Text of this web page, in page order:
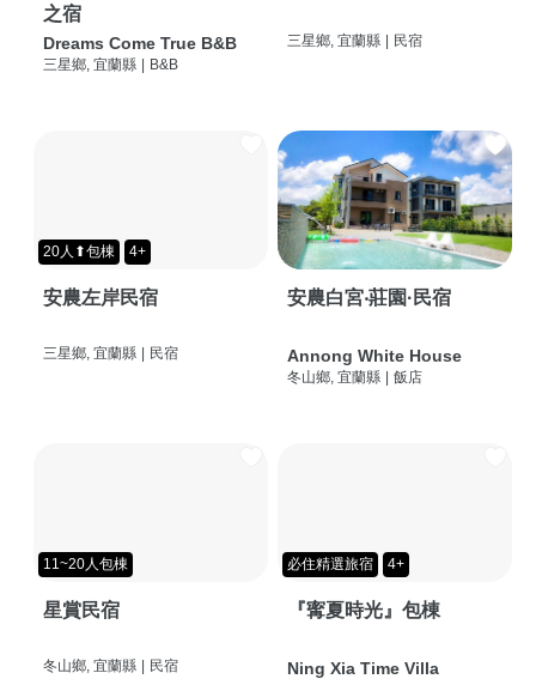
之宿
Dreams Come True B&B
三星鄉, 宜蘭縣 | B&B
三星鄉, 宜蘭縣 | 民宿
20人⬆包棟 4+
安農左岸民宿
三星鄉, 宜蘭縣 | 民宿
安農白宮‧莊園·民宿
Annong White House
冬山鄉, 宜蘭縣 | 飯店
11~20人包棟
星賞民宿
冬山鄉, 宜蘭縣 民宿
必住精選旅宿 4+
『寗夏時光』包棟
Ning Xia Time Villa